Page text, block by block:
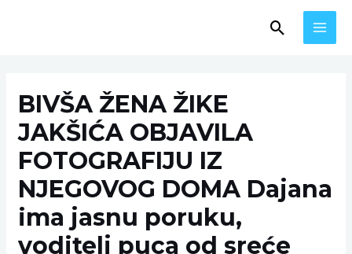
Search
BIVŠA ŽENA ŽIKE
JAKŠIĆA OBJAVILA
FOTOGRAFIJU IZ
NJEGOVOG DOMA Dajana
ima jasnu poruku,
voditelj puca od sreće